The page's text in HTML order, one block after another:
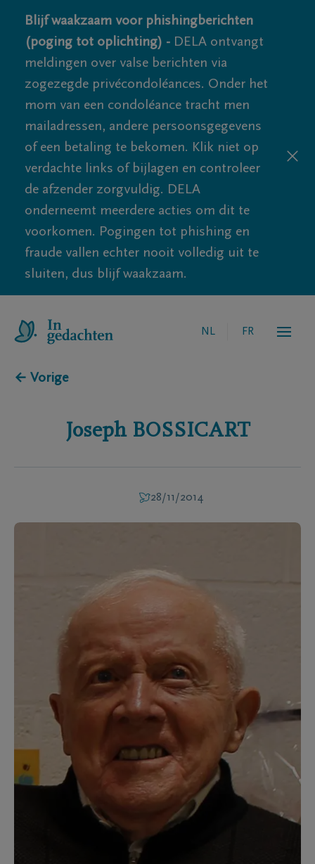
Blijf waakzaam voor phishingberichten
(poging tot oplichting) - DELA ontvangt
meldingen over valse berichten via
zogezegde privécondoléances. Onder het
mom van een condoléance tracht men
mailadressen, andere persoonsgegevens
of een betaling te bekomen. Klik niet op
verdachte links of bijlagen en controleer
de afzender zorgvuldig. DELA
onderneemt meerdere acties om dit te
voorkomen. Pogingen tot phishing en
fraude vallen echter nooit volledig uit te
sluiten, dus blijf waakzaam.
NL FR
← Vorige
Joseph BOSSICART
28/11/2014